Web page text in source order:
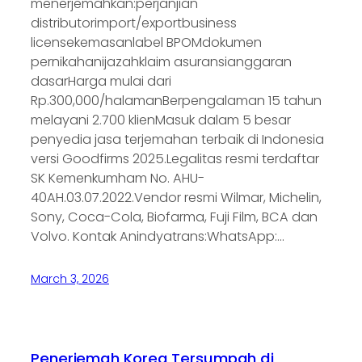
distributorimport/exportbusiness
licensekemasanlabel BPOMdokumen
pernikahanijazahklaim asuransianggaran
dasarHarga mulai dari
Rp.300,000/halamanBerpengalaman 15 tahun
melayani 2.700 klienMasuk dalam 5 besar
penyedia jasa terjemahan terbaik di Indonesia
versi Goodfirms 2025.Legalitas resmi terdaftar
SK Kemenkumham No. AHU-
40AH.03.07.2022.Vendor resmi Wilmar, Michelin,
Sony, Coca-Cola, Biofarma, Fuji Film, BCA dan
Volvo. Kontak Anindyatrans:WhatsApp:…
March 3, 2026